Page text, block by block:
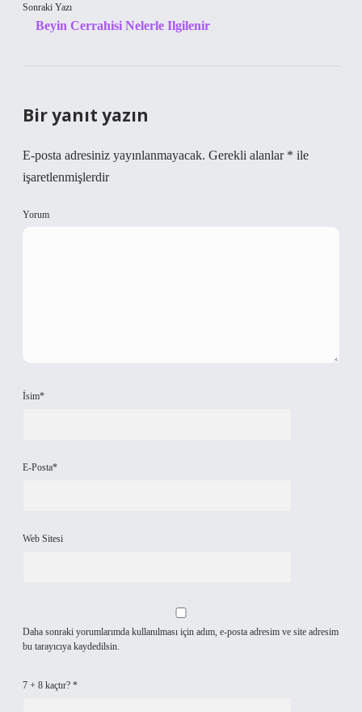
Sonraki Yazı
Beyin Cerrahisi Nelerle Ilgilenir
Bir yanıt yazın
E-posta adresiniz yayınlanmayacak. Gerekli alanlar * ile
işaretlenmişlerdir
Yorum
İsim*
E-Posta*
Web Sitesi
Daha sonraki yorumlarımda kullanılması için adım, e-posta adresim ve site adresim
bu tarayıcıya kaydedilsin.
7 + 8 kaçtır? *